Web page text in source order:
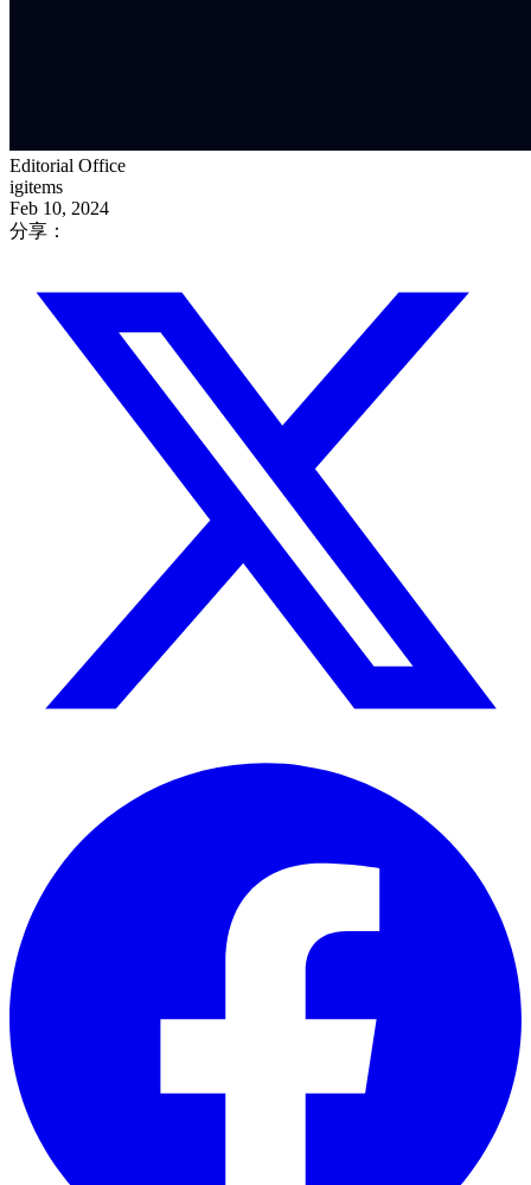
Editorial Office
igitems
Feb 10, 2024
分享：